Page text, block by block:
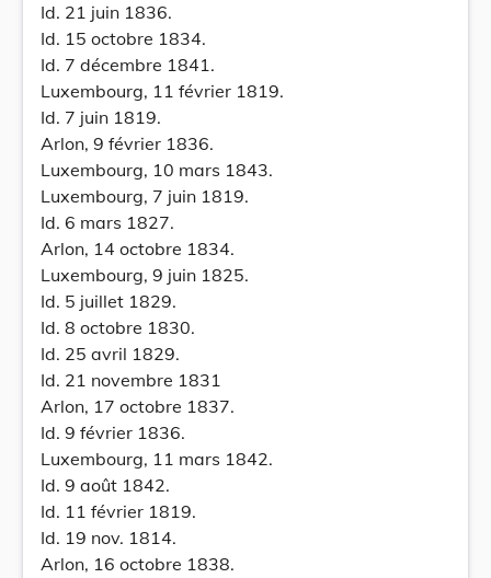
Id. 21 juin 1836.
Id. 15 octobre 1834.
Id. 7 décembre 1841.
Luxembourg, 11 février 1819.
Id. 7 juin 1819.
Arlon, 9 février 1836.
Luxembourg, 10 mars 1843.
Luxembourg, 7 juin 1819.
Id. 6 mars 1827.
Arlon, 14 octobre 1834.
Luxembourg, 9 juin 1825.
Id. 5 juillet 1829.
Id. 8 octobre 1830.
Id. 25 avril 1829.
Id. 21 novembre 1831
Arlon, 17 octobre 1837.
Id. 9 février 1836.
Luxembourg, 11 mars 1842.
Id. 9 août 1842.
Id. 11 février 1819.
Id. 19 nov. 1814.
Arlon, 16 octobre 1838.